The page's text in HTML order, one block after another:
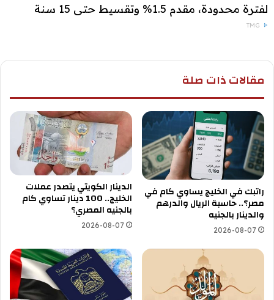
لفترة محدودة، مقدم 1.5% وتقسيط حتى 15 سنة
TMG
مقالات ذات صلة
راتبك في الخليج يساوي كام في
مصر؟.. حاسبة الريال والدرهم
والدينار بالجنيه
2026-08-07
الدينار الكويتي يتصدر عملات
الخليج.. 100 دينار تساوي كام
بالجنيه المصري؟
2026-08-07